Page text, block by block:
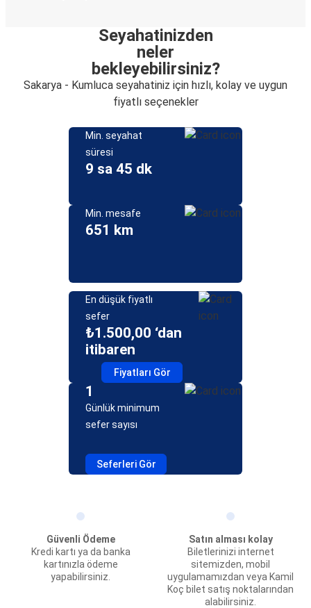
Seyahatinizden
neler
bekleyebilirsiniz?
Sakarya - Kumluca seyahatiniz için hızlı, kolay ve uygun
fiyatlı seçenekler
Min. seyahat
süresi
9 sa 45 dk
Min. mesafe
651 km
En düşük fiyatlı
sefer
₺1.500,00 ‘dan
itibaren
Fiyatları Gör
1
Günlük minimum
sefer sayısı
Seferleri Gör
Güvenli Ödeme
Kredi kartı ya da banka
kartınızla ödeme
yapabilirsiniz.
Satın alması kolay
Biletlerinizi internet
sitemizden, mobil
uygulamamızdan veya Kamil
Koç bilet satış noktalarından
alabilirsiniz.